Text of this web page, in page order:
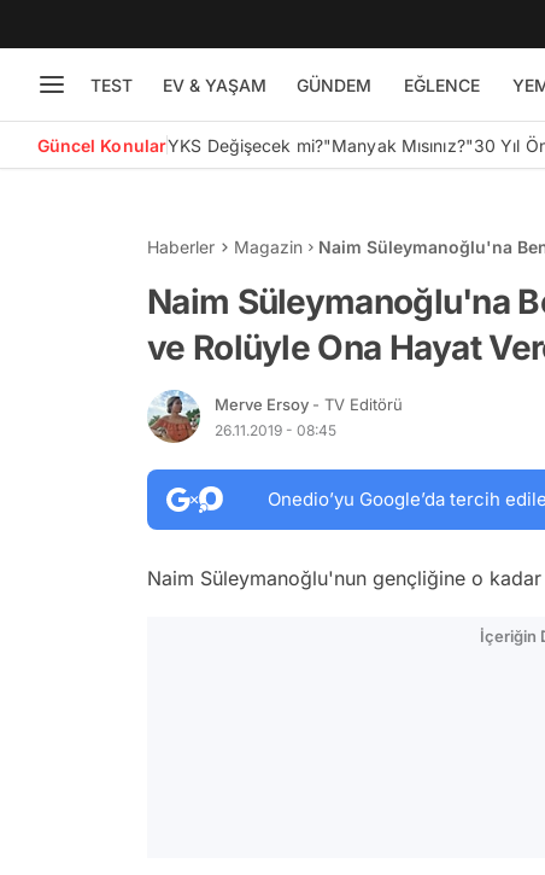
TEST EV & YAŞAM GÜNDEM EĞLENCE
Güncel KonularYKS Değişecek mi?"Manyak Mısınız?"30 Yıl
Haberler Magazin
Naim Süleymanoğlu'na
Naim Süleymanoğlu'na
ve Rolüyle Ona Hayat
Merve Ersoy - TV Editörü
26.11.2019 - 08:45
Onedio’yu Google’da tercih
Naim Süleymanoğlu'nun gençliğine o
İçeriğin